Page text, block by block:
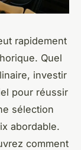
rapidement
Quel
investir
pour réussir
sélection
abordable.
comment